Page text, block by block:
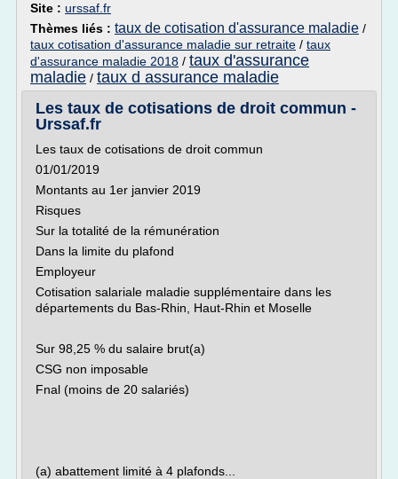
Site : urssaf.fr
Thèmes liés : taux de cotisation d'assurance maladie /
taux cotisation d'assurance maladie sur retraite / taux
d'assurance maladie 2018 / taux d'assurance
maladie / taux d assurance maladie
Les taux de cotisations de droit commun -
Urssaf.fr
Les taux de cotisations de droit commun
01/01/2019
Montants au 1er janvier 2019
Risques
Sur la totalité de la rémunération
Dans la limite du plafond
Employeur
Cotisation salariale maladie supplémentaire dans les
départements du Bas-Rhin, Haut-Rhin et Moselle
Sur 98,25 % du salaire brut(a)
CSG non imposable
Fnal (moins de 20 salariés)
(a) abattement limité à 4 plafonds...